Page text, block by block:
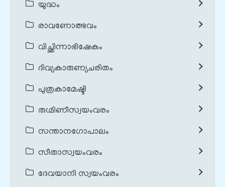
യുദ്ധം
രാവണോത്ഭവം
വിച്ഛിന്നാഭിഷേകം
ദിവ്യകാരുണ്യചരിതം
പുത്രകാമേഷ്ടി
രുഗ്മിണീസ്വയംവരം
സന്താനഗോപാലം
സീതാസ്വയംവരം
ദേവയാനി സ്വയംവരം